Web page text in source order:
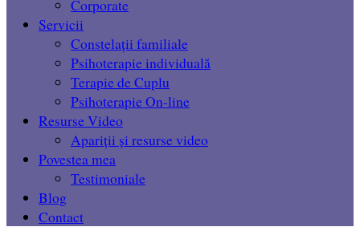
Corporate
Servicii
Constelații familiale
Psihoterapie individuală
Terapie de Cuplu
Psihoterapie On-line
Resurse Video
Apariții și resurse video
Povestea mea
Testimoniale
Blog
Contact